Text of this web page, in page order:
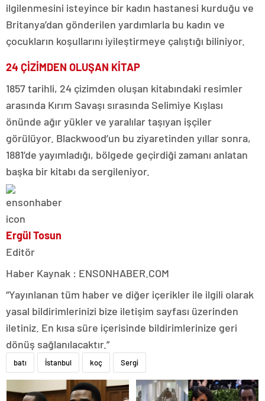
ilgilenmesini isteyince bir kadın hastanesi kurduğu ve
Britanya’dan gönderilen yardımlarla bu kadın ve
çocukların koşullarını iyileştirmeye çalıştığı biliniyor.
24 ÇİZİMDEN OLUŞAN KİTAP
1857 tarihli, 24 çizimden oluşan kitabındaki resimler
arasında Kırım Savaşı sırasında Selimiye Kışlası
önünde ağır yükler ve yaralılar taşıyan işçiler
görülüyor. Blackwood’un bu ziyaretinden yıllar sonra,
1881’de yayımladığı, bölgede geçirdiği zamanı anlatan
başka bir kitabı da sergileniyor.
Ergül Tosun
Editör
Haber Kaynak : ENSONHABER.COM
“Yayınlanan tüm haber ve diğer içerikler ile ilgili olarak
yasal bildirimlerinizi bize iletişim sayfası üzerinden
iletiniz. En kısa süre içerisinde bildirimlerinize geri
dönüş sağlanılacaktır.”
batı İstanbul koç Sergi